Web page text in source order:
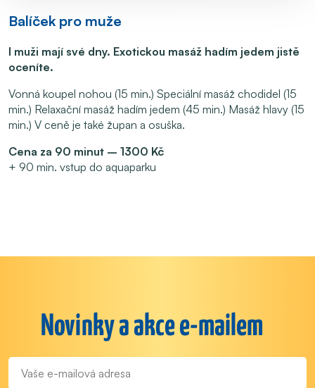
Balíček pro muže
I muži mají své dny. Exotickou masáž hadím jedem jistě
oceníte.
Vonná koupel nohou (15 min.) Speciální masáž chodidel (15
min.) Relaxační masáž hadím jedem (45 min.) Masáž hlavy (15
min.) V ceně je také župan a osuška.
Cena za 90 minut – 1300 Kč
+ 90 min. vstup do aquaparku
Novinky a akce e-mailem